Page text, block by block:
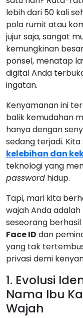
lebih dari 50 kali
pola rumit atau
jujur saja, sangat
kemungkinan
ponsel, menatap
digital Anda
ingatan.
Kenyamanan ini
balik kemudahan
hanya dengan
sedang terjadi.
kelebihan dan
teknologi yang
password hidup.
Tapi, mari kita
wajah Anda
seseorang
Face ID dan
yang tak
privasi demi
1. Evolusi
Nama Ibu
Wajah